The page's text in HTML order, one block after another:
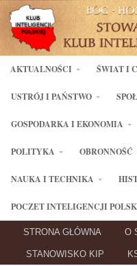
AKTUALNOŚCI ŚWIAT I
USTRÓJ I PAŃSTWO
GOSPODARKA I EKONOMIA
POLITYKA OBRONNOŚĆ
NAUKA I TECHNIKA
POCZET INTELIGENCJI
STRONA GŁÓWNA O
STANOWISKO KIP